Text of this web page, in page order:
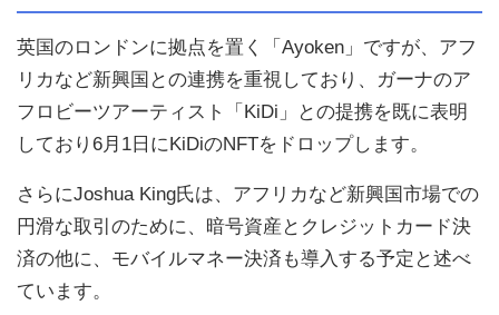
英国のロンドンに拠点を置く「Ayoken」ですが、アフ
リカなど新興国との連携を重視しており、ガーナのア
フロビーツアーティスト「KiDi」との提携を既に表明
しており6月1日にKiDiのNFTをドロップします。
さらにJoshua King氏は、アフリカなど新興国市場での
円滑な取引のために、暗号資産とクレジットカード決
済の他に、モバイルマネー決済も導入する予定と述べ
ています。